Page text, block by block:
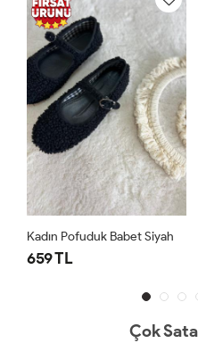
Kadın Pofuduk Babet Siyah
659 TL
Çok